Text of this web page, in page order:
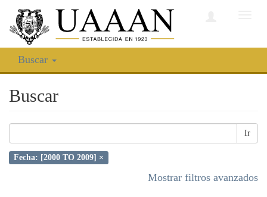
Buscar
Buscar
Ir
Fecha: [2000 TO 2009] ×
Mostrar filtros avanzados